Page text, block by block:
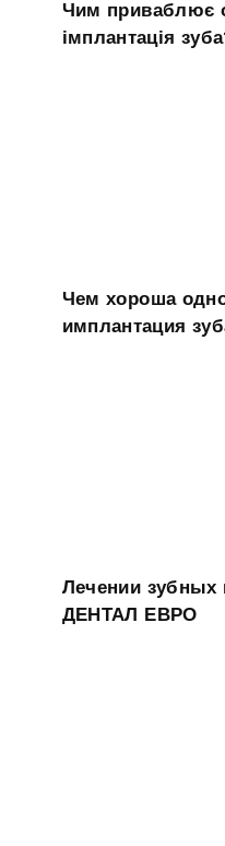
Чим приваблює
імплантація
Чем хороша
имплантация
Лечении зубных
ДЕНТАЛ ЕВРО